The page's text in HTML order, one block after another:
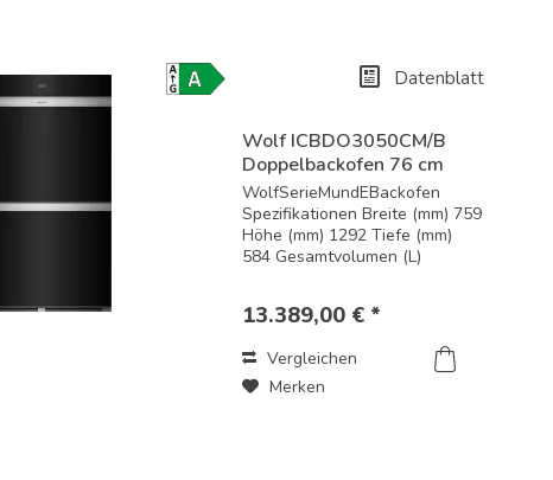
Energielabel- Datenblatt
Wolf ICBDO3050CM/B
Doppelbackofen 76 cm
breit / 130...
WolfSerieMundEBackofen
Spezifikationen Breite (mm) 759
Höhe (mm) 1292 Tiefe (mm)
584 Gesamtvolumen (L)
und enthaltenes Zubehör
Standard- oder
flächenbündige...
13.389,00 € *
Vergleichen
Merken